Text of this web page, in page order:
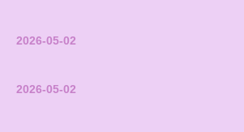
2026-05-02
2026-05-02